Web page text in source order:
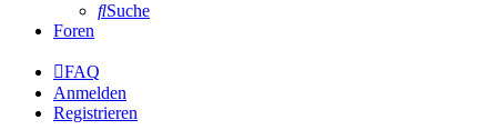
Suche
Foren
FAQ
Anmelden
Registrieren